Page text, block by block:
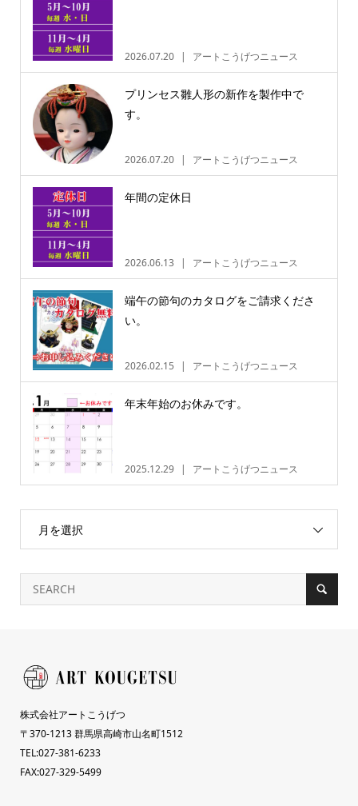
2026.07.20 アートこうげつニュース
プリンセス雛人形の新作を製作中で
す。
2026.07.20 アートこうげつニュース
年間の定休日
2026.06.13 アートこうげつニュース
端午の節句のカタログをご請求くださ
い。
2026.02.15 アートこうげつニュース
年末年始のお休みです。
2025.12.29 アートこうげつニュース
月を選択
株式会社アートこうげつ
〒370-1213 群馬県高崎市山名町1512
TEL:027-381-6233
FAX:027-329-5499